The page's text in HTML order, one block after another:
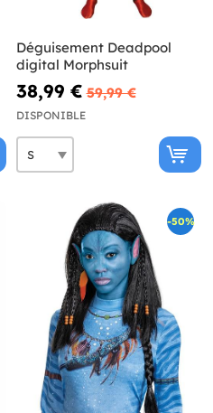
Déguisement Deadpool
digital Morphsuit
38,99 € 59,99 €
DISPONIBLE
-50%